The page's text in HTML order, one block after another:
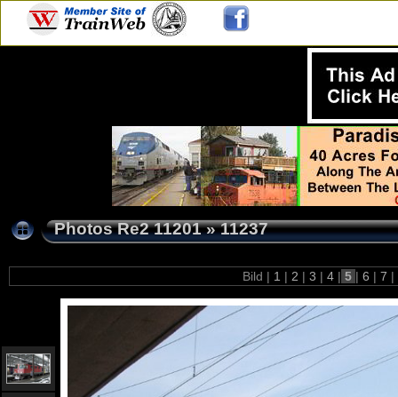
Photos Re2 11201»11237
Bild | 1 | 2 | 3 | 4 | 5 | 6 | 7 |